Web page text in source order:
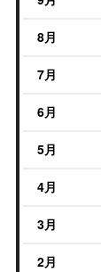
8月
7月
6月
5月
4月
3月
2月